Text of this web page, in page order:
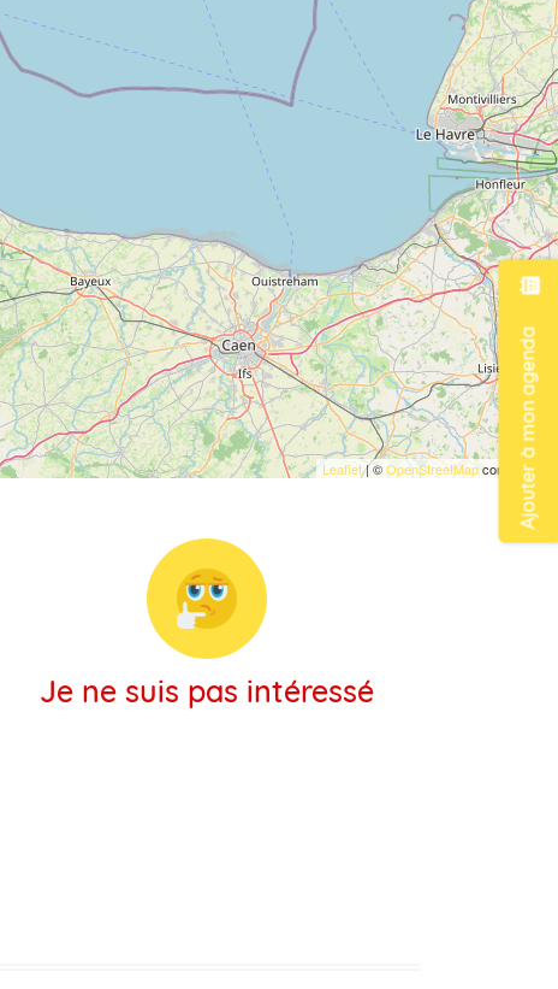
Ajouter à mon agenda
Leaflet| ©OpenStreetMapcontributors
Je ne suis pas intéressé